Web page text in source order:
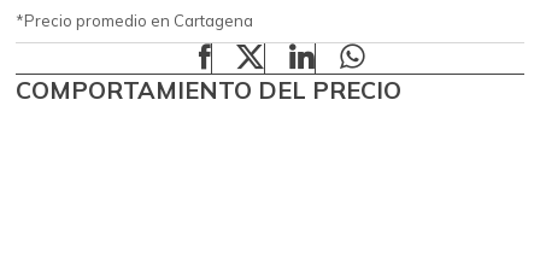
*Precio promedio en Cartagena
COMPORTAMIENTO DEL PRECIO